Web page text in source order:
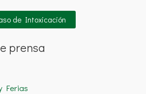
de Intoxicación
prensa
Ferias